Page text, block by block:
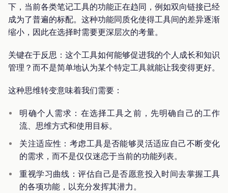
下，当前各类笔记工具的功能正在趋同，例如双向链接已经
成为了普遍的标配。这种功能同质化使得工具间的差异逐渐
缩小，因此在选择时需要更深层次的考量。
关键在于反思：这个工具如何能够促进我的个人成长和知识
管理？而不是简单地认为某个特定工具就能让我变得更好。
这种思维转变意味着我们需要：
明确个人需求：在选择工具之前，先明确自己的工作
流、思维方式和使用目标。
关注适应性：考虑工具是否能够灵活适应自己不断变化
的需求，而不是仅仅迷恋于当前的功能列表。
重视学习曲线：评估自己是否愿意投入时间去掌握工具
的各项功能，以充分发挥其潜力。